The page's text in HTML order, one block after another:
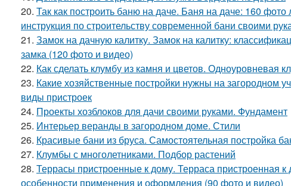
20. Так как построить баню на даче. Баня на даче: 160
инструкция по строительству современной бани своими
21. Замок на дачную калитку. Замок на калитку:
замка (120 фото и видео)
22. Как сделать клумбу из камня и цветов. Одноуровневая
23. Какие хозяйственные постройки нужны на загородном
виды пристроек
24. Проекты хозблоков для дачи своими руками. Фундамент
25. Интерьер веранды в загородном доме. Стили
26. Красивые бани из бруса. Самостоятельная постройка
27. Клумбы с многолетниками. Подбор растений
28. Террасы пристроенные к дому. Терраса пристроенная
особенности применения и оформления (90 фото и видео)